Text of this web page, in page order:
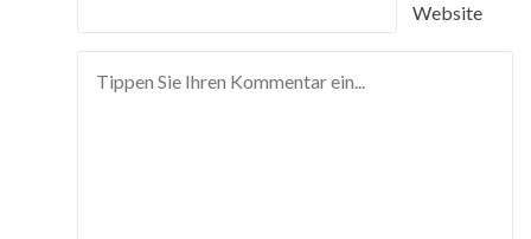
Website